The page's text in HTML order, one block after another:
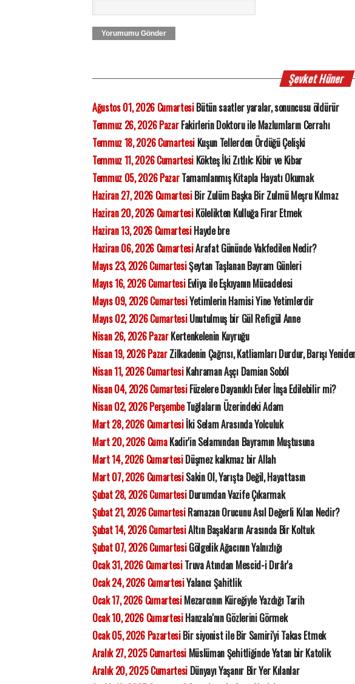
Yorumumu Gönder
Şevket Hüner
Ağustos 01, 2026 CumartesiBütün saatler yaralar, sonuncusu öldürür
Temmuz 26, 2026 PazarFakirlerin Doktoru ile Mazlumların Cerrahı
Temmuz 18, 2026 Cumartesi Kuşun Tellerden Ördüğü Çelişki
Temmuz 11, 2026 Cumartesi Kökteş İki Zıtlık: Kibir ve Kibar
Temmuz 05, 2026 PazarTamamlanmış Kitapla Hayatı Okumak
Haziran 27, 2026 CumartesiBir Zulüm Başka Bir Zulmü Meşru Kılmaz
Haziran 20, 2026 CumartesiKölelikten Kulluğa Firar Etmek
Haziran 13, 2026 CumartesiHayde bre
Haziran 06, 2026 CumartesiArafat Gününde Vakfedilen Nedir?
Mayıs 23, 2026 CumartesiŞeytan Taşlanan Bayram Günleri
Mayıs 16, 2026 CumartesiEvliya ile Eşkıyanın Mücadelesi
Mayıs 09, 2026 CumartesiYetimlerin Hamisi Yine Yetimlerdir
Mayıs 02, 2026 CumartesiUnutulmuş bir Gül Refigül Anne
Nisan 26, 2026 PazarKertenkelenin Kuyruğu
Nisan 19, 2026 PazarZilkadenin Çağrısı, Katliamları Durdur, Barışı
Nisan 11, 2026 CumartesiKahraman Aşçı Damian Soból
Nisan 04, 2026 CumartesiFüzelere Dayanıklı Evler İnşa Edilebilir mi?
Nisan 02, 2026 PerşembeTuğlaların Üzerindeki Adam
Mart 28, 2026 Cumartesiİki Selam Arasında Yolculuk
Mart 20, 2026 CumaKadir'in Selamından Bayramın Muştusuna
Mart 14, 2026 CumartesiDüşmez kalkmaz bir Allah
Mart 07, 2026 CumartesiSakin Ol, Yarışta Değil, Hayattasın
Şubat 28, 2026 CumartesiDurumdan Vazife Çıkarmak
Şubat 21, 2026 CumartesiRamazan Orucunu Asıl Değerli Kılan Nedir?
Şubat 14, 2026 CumartesiAltın Başakların Arasında Bir Koltuk
Şubat 07, 2026 CumartesiGölgelik Ağacının Yalnızlığı
Ocak 31, 2026 CumartesiTruva Atından Mescid-i Dırâr'a
Ocak 24, 2026 CumartesiYalancı Şahitlik
Ocak 17, 2026 CumartesiMezarcının Küreğiyle Yazdığı Tarih
Ocak 10, 2026 CumartesiHanzala'nın Gözlerini Görmek
Ocak 05, 2026 PazartesiBir siyonist ile Bir Samiri'yi Takas Etmek
Aralık 27, 2025 Cumartesi Müslüman Şehitliğinde Yatan bir Katolik
Aralık 20, 2025 Cumartesi Dünyayı Yaşanır Bir Yer Kılanlar